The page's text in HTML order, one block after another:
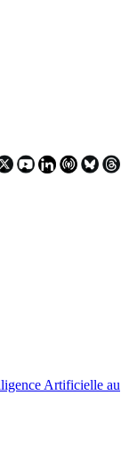
Artificielle au